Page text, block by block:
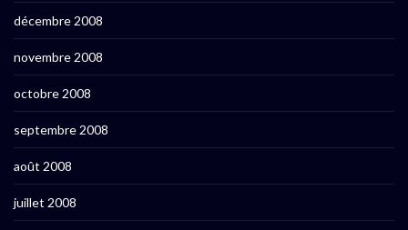
décembre 2008
novembre 2008
octobre 2008
septembre 2008
août 2008
juillet 2008